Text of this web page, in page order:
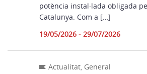
potència instal·lada obligada
Catalunya. Com a […]
19/05/2026 - 29/07/2026
Actualitat, General